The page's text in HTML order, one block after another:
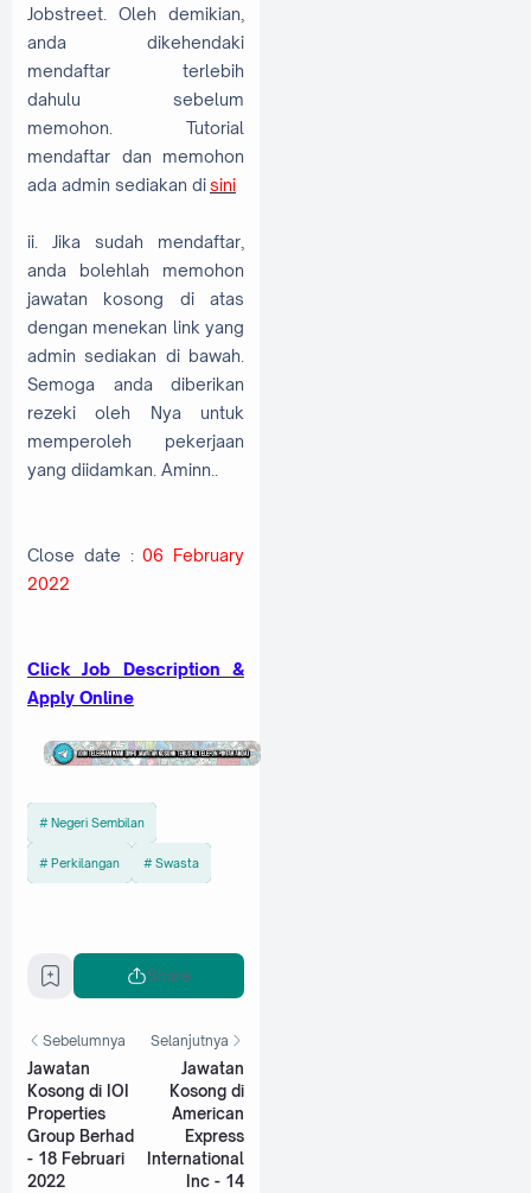
Jobstreet. Oleh demikian,
anda dikehendaki
mendaftar terlebih
dahulu sebelum
memohon. Tutorial
mendaftar dan memohon
ada admin sediakan disini
ii. Jika sudah mendaftar,
anda bolehlah memohon
jawatan kosong di atas
dengan menekan link yang
admin sediakan di bawah.
Semoga anda diberikan
rezeki oleh Nya untuk
memperoleh pekerjaan
yang diidamkan. Aminn..
Close date : 06 February
2022
Click Job Description &
Apply Online
Negeri Sembilan
Perkilangan Swasta
Share
Sebelumnya
Jawatan
Kosong di IOI
Properties
Group Berhad
- 18 Februari
2022
Selanjutnya
Jawatan
Kosong di
American
Express
International
Inc - 14